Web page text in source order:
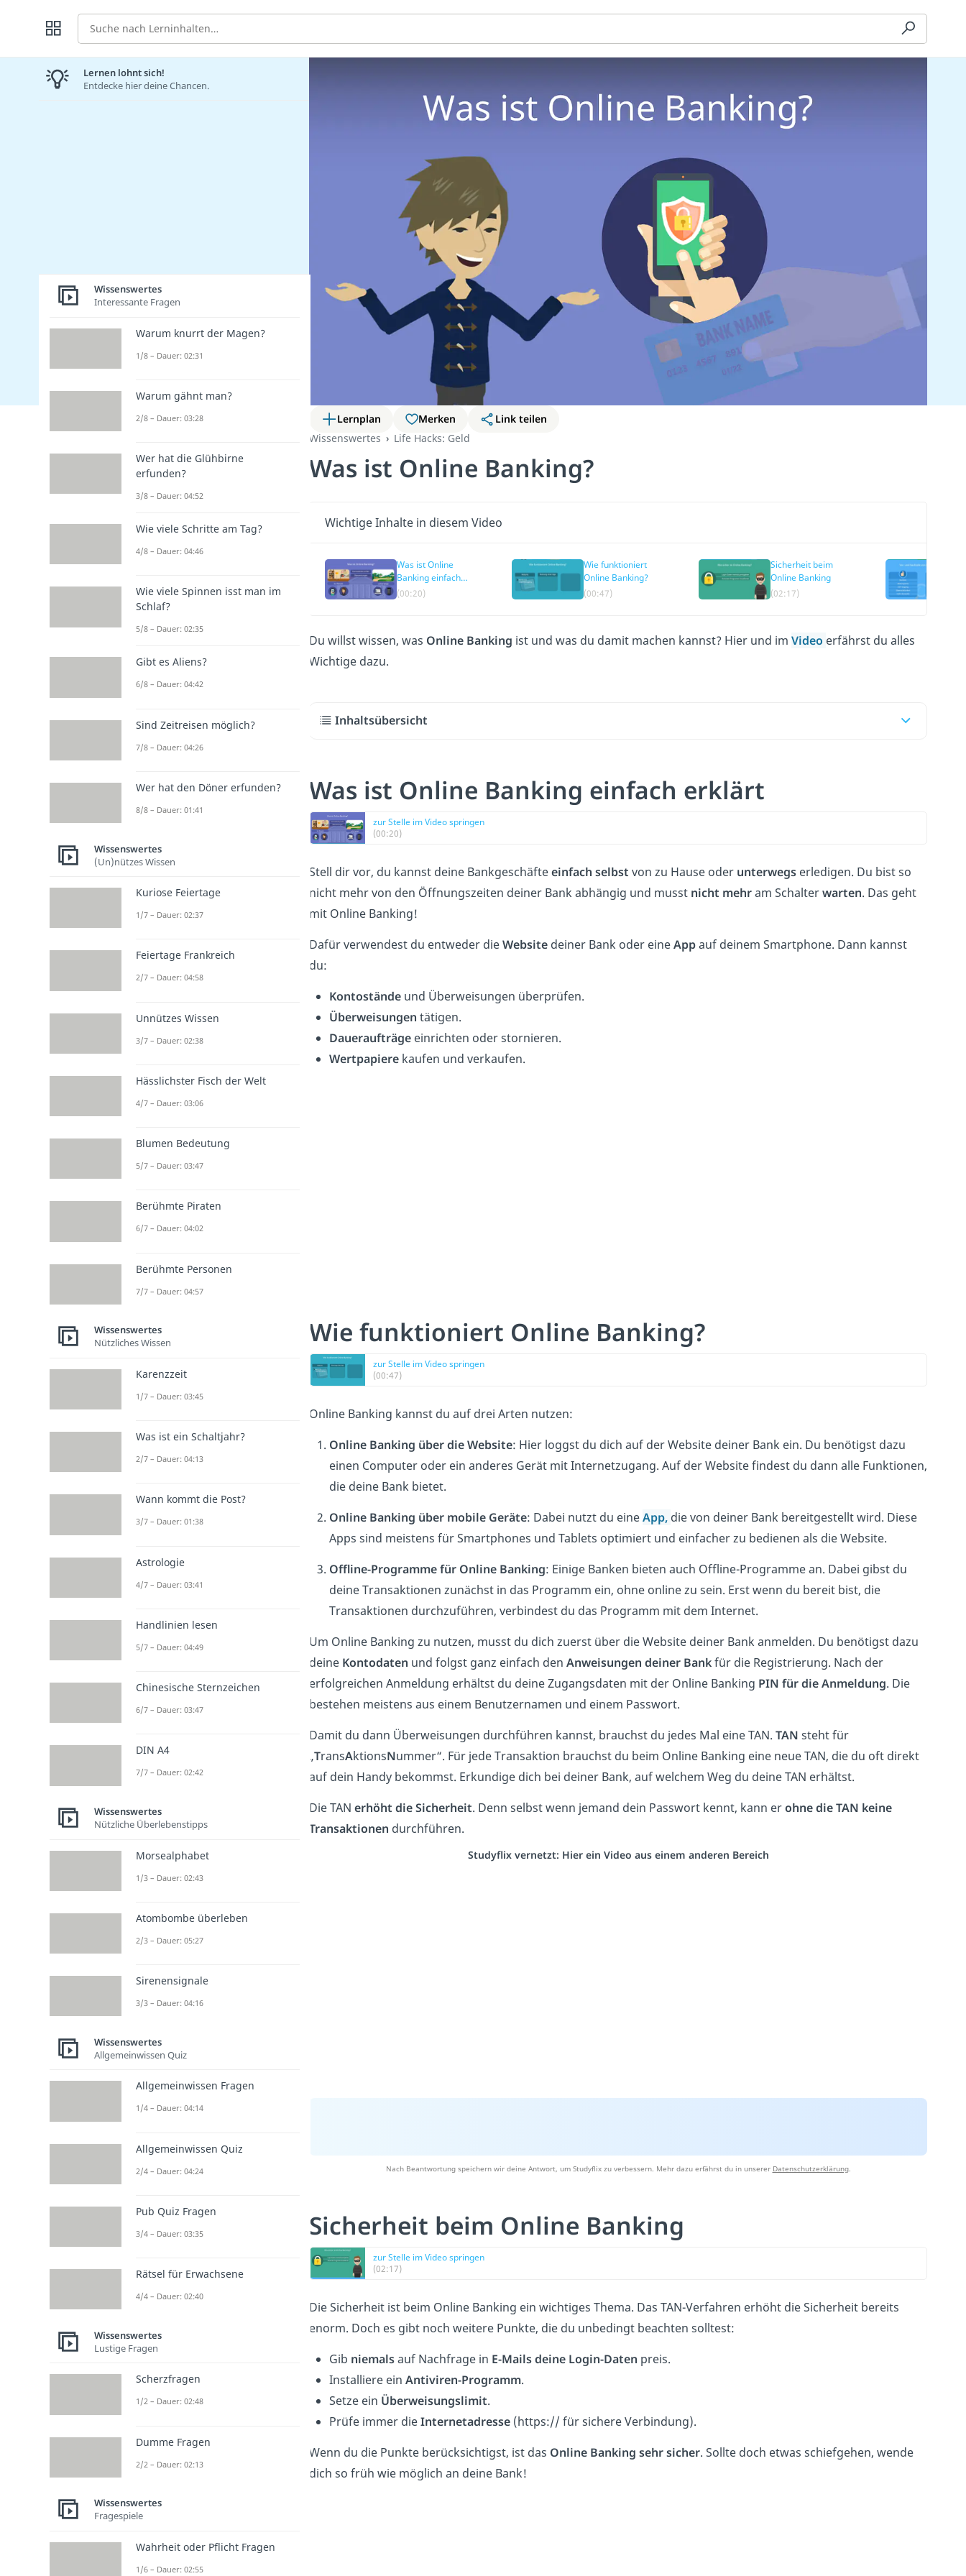
Suche
Lernplan Merken
Link teilen
Wissenswertes
Life Hacks: Geld
Was ist Online Banking?
Wichtige Inhalte in diesem Video
Was ist Online
Banking einfach
erklärt
(00:20)
Wie funktioniert
Online Banking?
(00:47)
Sicherheit beim
Online Banking
(02:17)
Du willst wissen, was Online Banking ist und was du damit machen kannst? Hier und im Video erfährst du alles
Wichtige dazu.
Inhaltsübersicht
Was ist Online Banking einfach erklärt
zur Stelle im Video springen
(00:20)
Stell dir vor, du kannst deine Bankgeschäfteeinfach selbst von zu Hause oder unterwegs erledigen. Du bist so
nicht mehr von den Öffnungszeiten deiner Bank abhängig und musst nicht mehram Schalterwarten. Das geht
mit Online Banking!
Dafür verwendest du entweder dieWebsite deiner Bank oder eineAppauf deinem Smartphone. Dann kannst
du:
Kontostände und Überweisungen überprüfen.
Überweisungen tätigen.
Daueraufträge einrichten oder stornieren.
Wertpapiere kaufen und verkaufen.
Wie funktioniert Online Banking?
zur Stelle im Video springen
(00:47)
Online Banking kannst du auf drei Arten nutzen:
‍Online Banking über die Website: Hier loggst du dich auf der Website deiner Bank ein. Du benötigst dazu
einen Computer oder ein anderes Gerät mit Internetzugang. Auf der Website findest du dann alle Funktionen,
die deine Bank bietet.
Online Banking über mobile Geräte: Dabei nutzt du eineApp, die von deiner Bank bereitgestellt wird. Diese
Apps sind meistens für Smartphones und Tablets optimiert und einfacher zu bedienen als die Website.
Offline-Programme für Online Banking: Einige Banken bieten auch Offline-Programme an. Dabei gibst du
deine Transaktionen zunächst in das Programm ein, ohne online zu sein. Erst wenn du bereit bist, die
Transaktionen durchzuführen, verbindest du das Programm mit dem Internet.
Um Online Banking zu nutzen, musst du dich zuerst über die Website deiner Bank anmelden. Du benötigst dazu
deine Kontodaten und folgst ganz einfach den Anweisungen deiner Bankfür die Registrierung. Nach der
erfolgreichen Anmeldung erhältst du deine Zugangsdaten mit der Online Banking PIN für die Anmeldung. Die
bestehen meistens aus einem Benutzernamen und einem Passwort.
Damit du dann Überweisungen durchführen kannst, brauchst du jedes Mal eine TAN. TAN steht für
„TransAktionsNummer“. Für jede Transaktion brauchst du beim Online Banking eine neue TAN, die du oft direkt
auf dein Handy bekommst. Erkundige dich bei deiner Bank, auf welchem Weg du deine TAN erhältst.
Die TAN erhöht die Sicherheit. Denn selbst wenn jemand dein Passwort kennt, kann erohne die TAN keine
Transaktionen durchführen.
Studyflix vernetzt: Hier ein Video aus einem anderen Bereich
Nach Beantwortung speichern wir deine Antwort, um Studyflix zu verbessern. Mehr dazu erfährst du in unserer Datenschutzerklärung.
Sicherheit beim Online Banking
zur Stelle im Video springen
(02:17)
Die Sicherheit ist beim Online Banking ein wichtiges Thema. Das TAN-Verfahren erhöht die Sicherheit bereits
enorm. Doch es gibt noch weitere Punkte, die du unbedingt beachten solltest:
Gib niemalsauf Nachfrage in E-Mails deine Login-Daten preis.
Installiere ein Antiviren-Programm.
Setze ein Überweisungslimit.
Prüfe immer dieInternetadresse (https:// für sichere Verbindung).
Wenn du die Punkte berücksichtigst, ist das Online Banking sehr sicher. Sollte doch etwas schiefgehen, wende
dich so früh wie möglich an deine Bank!
Lernen lohnt sich!
Entdecke hier deine Chancen.
Wissenswertes
Interessante Fragen
Warum knurrt der Magen?
1/8 – Dauer: 02:31
Warum gähnt man?
2/8 – Dauer: 03:28
Wer hat die Glühbirne
erfunden?
3/8 – Dauer: 04:52
Wie viele Schritte am Tag?
4/8 – Dauer: 04:46
Wie viele Spinnen isst man im
Schlaf?
5/8 – Dauer: 02:35
Gibt es Aliens?
6/8 – Dauer: 04:42
Sind Zeitreisen möglich?
7/8 – Dauer: 04:26
Wer hat den Döner erfunden?
8/8 – Dauer: 01:41
Wissenswertes
(Un)nützes Wissen
Kuriose Feiertage
1/7 – Dauer: 02:37
Feiertage Frankreich
2/7 – Dauer: 04:58
Unnützes Wissen
3/7 – Dauer: 02:38
Hässlichster Fisch der Welt
4/7 – Dauer: 03:06
Blumen Bedeutung
5/7 – Dauer: 03:47
Berühmte Piraten
6/7 – Dauer: 04:02
Berühmte Personen
7/7 – Dauer: 04:57
Wissenswertes
Nützliches Wissen
Karenzzeit
1/7 – Dauer: 03:45
Was ist ein Schaltjahr?
2/7 – Dauer: 04:13
Wann kommt die Post?
3/7 – Dauer: 01:38
Astrologie
4/7 – Dauer: 03:41
Handlinien lesen
5/7 – Dauer: 04:49
Chinesische Sternzeichen
6/7 – Dauer: 03:47
DIN A4
7/7 – Dauer: 02:42
Wissenswertes
Nützliche Überlebenstipps
Morsealphabet
1/3 – Dauer: 02:43
Atombombe überleben
2/3 – Dauer: 05:27
Sirenensignale
3/3 – Dauer: 04:16
Wissenswertes
Allgemeinwissen Quiz
Allgemeinwissen Fragen
1/4 – Dauer: 04:14
Allgemeinwissen Quiz
2/4 – Dauer: 04:24
Pub Quiz Fragen
3/4 – Dauer: 03:35
Rätsel für Erwachsene
4/4 – Dauer: 02:40
Wissenswertes
Lustige Fragen
Scherzfragen
1/2 – Dauer: 02:48
Dumme Fragen
2/2 – Dauer: 02:13
Wissenswertes
Fragespiele
Wahrheit oder Pflicht Fragen
1/6 – Dauer: 02:55